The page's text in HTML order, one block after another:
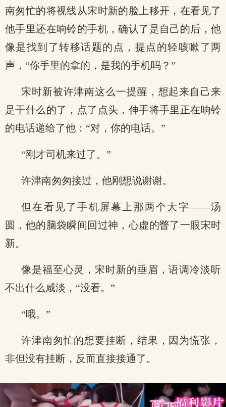
南匆忙的将视线从宋时新的脸上移开，在看见了
他手里还在响铃的手机，确认了是自己的后，他
像是找到了转移话题的点，提点的轻咳嗽了两
声，“你手里的拿的，是我的手机吗？”
宋时新被许津南这么一提醒，想起来自己来
是干什么的了，点了点头，伸手将手里正在响铃
的电话递给了他：“对，你的电话。”
“刚才司机来过了。”
许津南匆匆接过，他刚想说谢谢。
但在看见了手机屏幕上那两个大字——汤
圆，他的脑袋瞬间回过神，心虚的瞥了一眼宋时
新。
像是福至心灵，宋时新的垂眉，语调冷淡听
不出什么咸淡，“没看。”
“哦。”
许津南匆忙的想要挂断，结果，因为慌张，
非但没有挂断，反而直接接通了。